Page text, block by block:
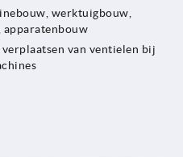
werktuigbouw,
apparatenbouw
van ventielen bij